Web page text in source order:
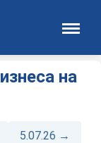
на
5.07.26 →